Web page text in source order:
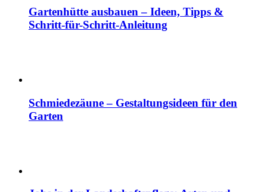
Gartenhütte ausbauen – Ideen, Tipps &
Schritt-für-Schritt-Anleitung
Schmiedezäune – Gestaltungsideen für den
Garten